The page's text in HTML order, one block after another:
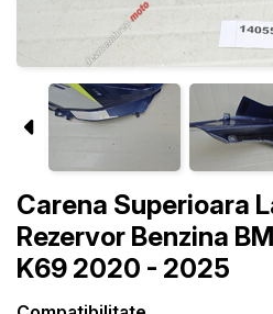
Carena Superioara
Rezervor Benzina
K69 2020 - 2025